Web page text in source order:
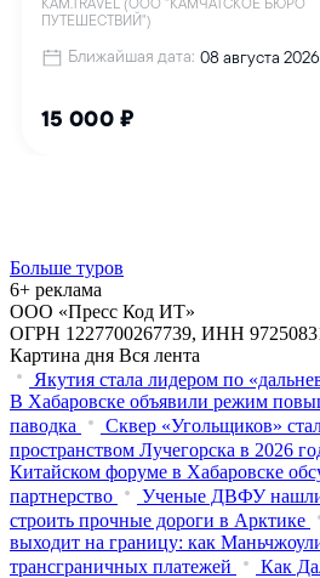
Больше туров
6+ реклама
ООО «Пресс Код ИТ»
ОГРН 1227700267739, ИНН
Картина дня Вся лента
Якутия стала лидером по
В Хабаровске объявили режим
паводка
Сквер «Угольщиков»
пространством Лучегорска в 2026
Китайском форуме в Хабаровске
партнерство
Ученые ДВФУ
строить прочные дороги в Арктике
выходит на границу: как
трансграничных платежей
Как